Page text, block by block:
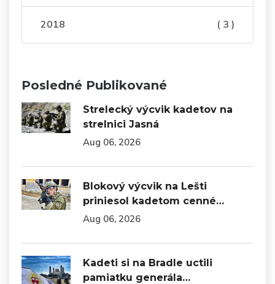
2018 ( 3 )
Posledné Publikované
Strelecký výcvik kadetov na
strelnici Jasná
Aug 06, 2026
Blokový výcvik na Lešti
priniesol kadetom cenné…
Aug 06, 2026
Kadeti si na Bradle uctili
pamiatku generála…